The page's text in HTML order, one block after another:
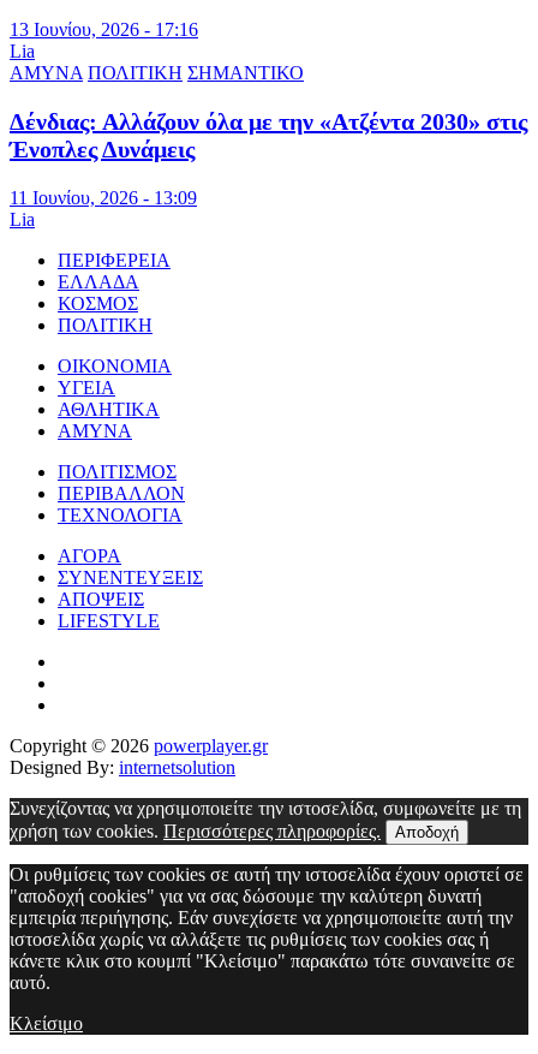
13 Ιουνίου, 2026 - 17:16
Lia
ΑΜΥΝΑ ΠΟΛΙΤΙΚΗ ΣΗΜΑΝΤΙΚΟ
Δένδιας: Αλλάζουν όλα με την «Ατζέντα 2030» στις
Ένοπλες Δυνάμεις
11 Ιουνίου, 2026 - 13:09
Lia
ΠΕΡΙΦΕΡΕΙΑ
ΕΛΛΑΔΑ
ΚΟΣΜΟΣ
ΠΟΛΙΤΙΚΗ
ΟΙΚΟΝΟΜΙΑ
ΥΓΕΙΑ
ΑΘΛΗΤΙΚΑ
ΑΜΥΝΑ
ΠΟΛΙΤΙΣΜΟΣ
ΠΕΡΙΒΑΛΛΟΝ
ΤΕΧΝΟΛΟΓΙΑ
ΑΓΟΡΑ
ΣΥΝΕΝΤΕΥΞΕΙΣ
ΑΠΟΨΕΙΣ
LIFESTYLE
Copyright © 2026 powerplayer.gr
Designed By: internetsolution
Συνεχίζοντας να χρησιμοποιείτε την ιστοσελίδα, συμφωνείτε με τη
χρήση των cookies. Περισσότερες πληροφορίες. Αποδοχή
Οι ρυθμίσεις των cookies σε αυτή την ιστοσελίδα έχουν οριστεί σε
"αποδοχή cookies" για να σας δώσουμε την καλύτερη δυνατή
εμπειρία περιήγησης. Εάν συνεχίσετε να χρησιμοποιείτε αυτή την
ιστοσελίδα χωρίς να αλλάξετε τις ρυθμίσεις των cookies σας ή
κάνετε κλικ στο κουμπί "Κλείσιμο" παρακάτω τότε συναινείτε σε
αυτό.
Κλείσιμο